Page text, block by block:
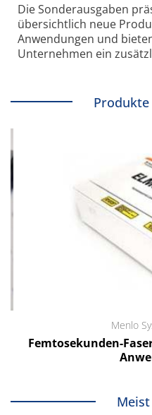
Die Sonder­ausgaben
übersichtlich neue
Anwendungen und
Unternehmen ein
Menlo
Femtosekunden-